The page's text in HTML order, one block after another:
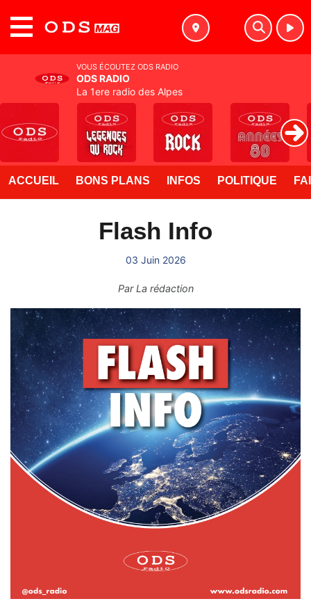
ACCUEIL BONS PLANS INFOS POLITIQUE
Flash Info
03 Juin 2026
ParLa rédaction
VOUS ÉCOUTEZ ODS RADIO
ODS RADIO
La 1ere radio des Alpes